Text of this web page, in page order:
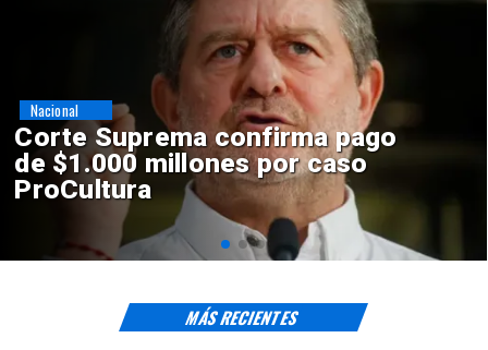
Corte Suprema confirma pago
de $1.000 millones por caso
ProCultura
Nacional
MÁS RECIENTES